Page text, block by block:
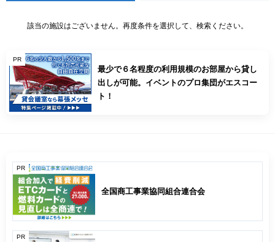
該当の施設はございません。再度条件を選択して、検索ください。
PR
最少で６名程度の利用規模のお部屋から貸し
出しが可能。イベントのプロ集団がエスコー
ト！
PR
全国商工事業協同組合連合会
PR